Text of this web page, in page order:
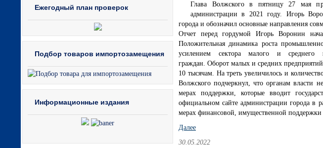
Ежегодный план проверок
Подбор товаров импортозамещения
Информационные издания
Глава Волжского в пятницу 27 мая
администрации в 2021 году. Игорь
города и обозначил основные направления
Отчет перед гордумой Игорь Воронин
Положительная динамика роста
усилением сектора малого и среднего
граждан. Оборот малых и средних
10 тысячам. На треть увеличилось и
Волжского подчеркнул, что органам власти
мерах поддержки, которые вводит
официальном сайте администрации города в
мерах финансовой, имущественной поддержки
Далее
30.05.2022